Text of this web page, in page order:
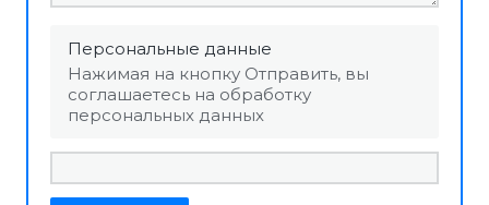
Персональные данные
Нажимая на кнопку Отправить, вы
соглашаетесь на обработку
персональных данных